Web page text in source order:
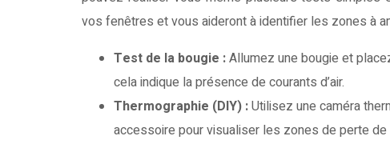
vos fenêtres et vous aideront à identifier les zones à
Test de la bougie :Allumez une bougie et
cela indique la présence de courants d’air.
Thermographie (DIY) :Utilisez une caméra
accessoire pour visualiser les zones de perte